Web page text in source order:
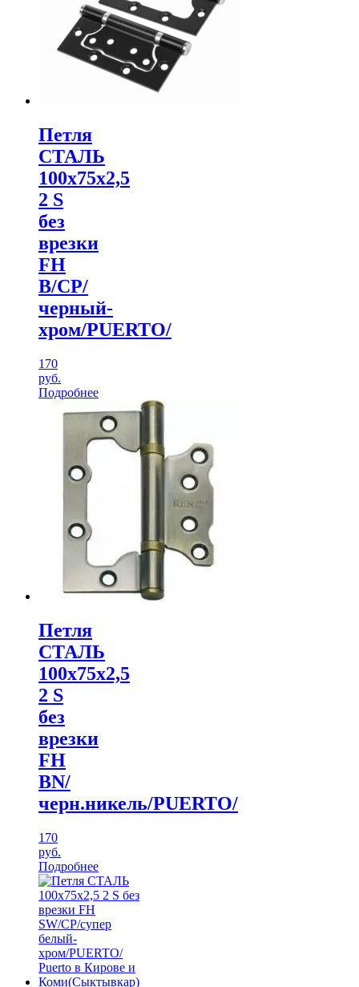
Петля
СТАЛЬ
100х75х2,5
2 S
без
врезки
FH
B/CP/
черный-
хром/PUERTO/
170
руб.
Подробнее
Петля
СТАЛЬ
100х75х2,5
2 S
без
врезки
FH
BN/
черн.никель/PUERTO/
170
руб.
Подробнее